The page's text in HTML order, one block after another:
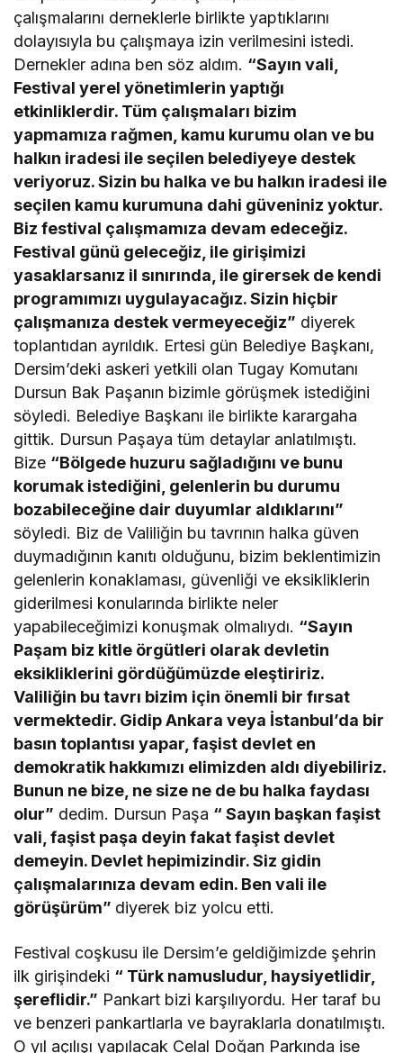
çalışmalarını derneklerle birlikte yaptıklarını
dolayısıyla bu çalışmaya izin verilmesini istedi.
Dernekler adına ben söz aldım. “Sayın vali,
Festival yerel yönetimlerin yaptığı
etkinliklerdir. Tüm çalışmaları bizim
yapmamıza rağmen, kamu kurumu olan ve bu
halkın iradesi ile seçilen belediyeye destek
veriyoruz. Sizin bu halka ve bu halkın iradesi ile
seçilen kamu kurumuna dahi güveniniz yoktur.
Biz festival çalışmamıza devam edeceğiz.
Festival günü geleceğiz, ile girişimizi
yasaklarsanız il sınırında, ile girersek de kendi
programımızı uygulayacağız. Sizin hiçbir
çalışmanıza destek vermeyeceğiz” diyerek
toplantıdan ayrıldık. Ertesi gün Belediye Başkanı,
Dersim’deki askeri yetkili olan Tugay Komutanı
Dursun Bak Paşanın bizimle görüşmek istediğini
söyledi. Belediye Başkanı ile birlikte karargaha
gittik. Dursun Paşaya tüm detaylar anlatılmıştı.
Bize “Bölgede huzuru sağladığını ve bunu
korumak istediğini, gelenlerin bu durumu
bozabileceğine dair duyumlar aldıklarını”
söyledi. Biz de Valiliğin bu tavrının halka güven
duymadığının kanıtı olduğunu, bizim beklentimizin
gelenlerin konaklaması, güvenliği ve eksikliklerin
giderilmesi konularında birlikte neler
yapabileceğimizi konuşmak olmalıydı. “Sayın
Paşam biz kitle örgütleri olarak devletin
eksikliklerini gördüğümüzde eleştiririz.
Valiliğin bu tavrı bizim için önemli bir fırsat
vermektedir. Gidip Ankara veya İstanbul’da bir
basın toplantısı yapar, faşist devlet en
demokratik hakkımızı elimizden aldı diyebiliriz.
Bunun ne bize, ne size ne de bu halka faydası
olur” dedim. Dursun Paşa “ Sayın başkan faşist
vali, faşist paşa deyin fakat faşist devlet
demeyin. Devlet hepimizindir. Siz gidin
çalışmalarınıza devam edin. Ben vali ile
görüşürüm” diyerek biz yolcu etti.
Festival coşkusu ile Dersim’e geldiğimizde şehrin
ilk girişindeki “ Türk namusludur, haysiyetlidir,
şereflidir.” Pankart bizi karşılıyordu. Her taraf bu
ve benzeri pankartlarla ve bayraklarla donatılmıştı.
O yıl açılışı yapılacak Celal Doğan Parkında ise